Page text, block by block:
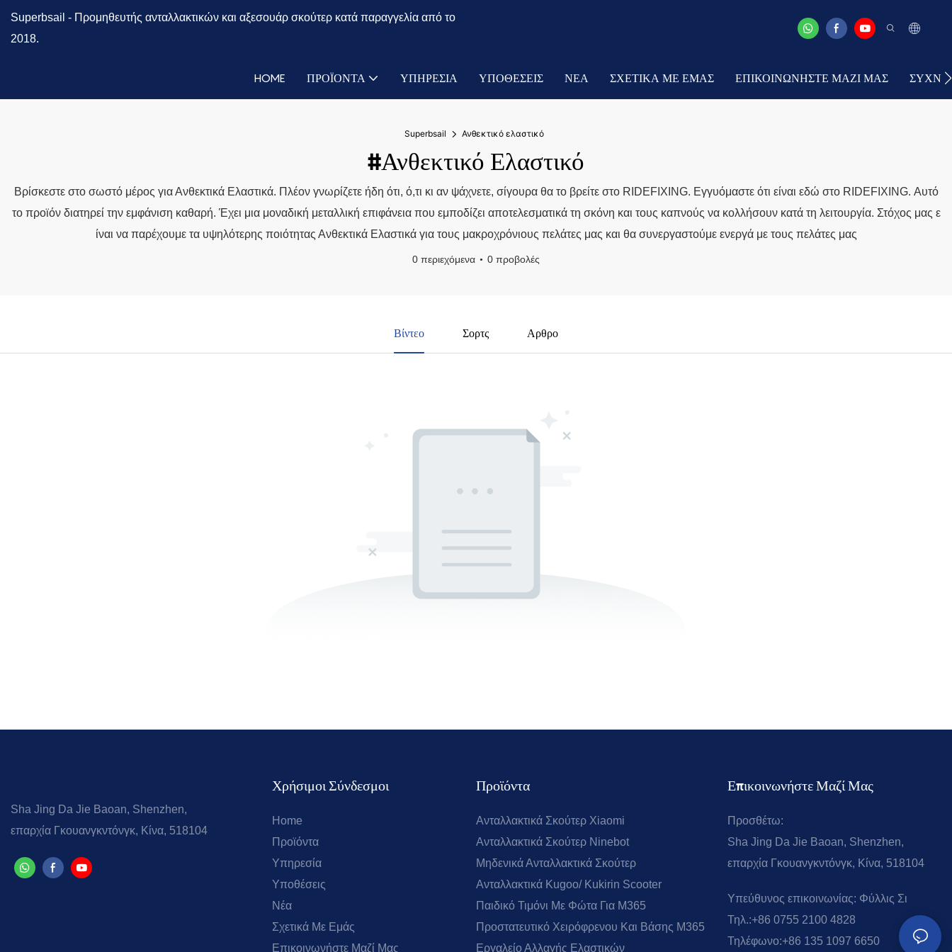
Superbsail - Προμηθευτής ανταλλακτικών και αξεσουάρ σκούτερ κατά παραγγελία από το
2018.
HOME ΠΡΟΪΌΝΤΑ ΥΠΗΡΕΣΊΑ ΥΠΟΘΈΣΕΙΣ ΝΈΑ ΣΧΕΤΙΚΆ ΜΕ ΕΜΆΣ ΕΠΙΚΟΙΝΩΝΉΣΤΕ ΜΑΖΊ ΜΑΣ
Superbsail Ανθεκτικό ελαστικό
#Ανθεκτικό Ελαστικό
Βρίσκεστε στο σωστό μέρος για Ανθεκτικά Ελαστικά. Πλέον γνωρίζετε ήδη ότι, ό,τι κι αν ψάχνετε, σίγουρα θα το βρείτε στο RIDEFIXING. Εγγυόμαστε ότι είναι εδώ στο RIDEFIXING. Αυτό
το προϊόν διατηρεί την εμφάνιση καθαρή. Έχει μια μοναδική μεταλλική επιφάνεια που εμποδίζει αποτελεσματικά τη σκόνη και τους καπνούς να κολλήσουν κατά τη λειτουργία. Στόχος μας ε
ίναι να παρέχουμε τα υψηλότερης ποιότητας Ανθεκτικά Ελαστικά για τους μακροχρόνιους πελάτες μας και θα συνεργαστούμε ενεργά με τους πελάτες μας
0 περιεχόμενα 0 προβολές
Βίντεο Σορτς Αρθρο
Sha Jing Da Jie Baoan, Shenzhen,
επαρχία Γκουανγκντόνγκ, Κίνα, 518104
Χρήσιμοι Σύνδεσμοι
Home
Προϊόντα
Υπηρεσία
Υποθέσεις
Νέα
Σχετικά Με Εμάς
Επικοινωνήστε Μαζί Μας
Προϊόντα
Ανταλλακτικά Σκούτερ Xiaomi
Ανταλλακτικά Σκούτερ Ninebot
Μηδενικά Ανταλλακτικά Σκούτερ
Ανταλλακτικά Kugoo/ Kukirin Scooter
Παιδικό Τιμόνι Με Φώτα Για M365
Προστατευτικό Χειρόφρενου Και Βάσης M365
Εργαλείο Αλλαγής Ελαστικών
Επικοινωνήστε Μαζί Μας
Προσθέτω:
Sha Jing Da Jie Baoan, Shenzhen,
επαρχία Γκουανγκντόνγκ, Κίνα, 518104
Υπεύθυνος επικοινωνίας: Φύλλις Σι
Τηλ.:+86 0755 2100 4828
Τηλέφωνο:+86 135 1097 6650